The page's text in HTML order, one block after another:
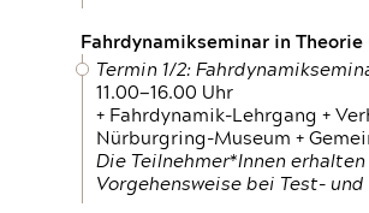
Fahrdynamikseminar in
Termin 1/2:
11.00—16.00 Uhr
+ Fahrdynamik-Lehrgang +
Nürburgring-Museum +
Die Teilnehmer*Innen
Vorgehensweise bei Test-